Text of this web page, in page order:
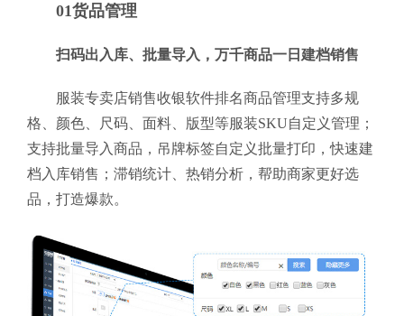
01货品管理
扫码出入库、批量导入，万千商品一日建档销售
服装专卖店销售收银软件排名商品管理支持多规
格、颜色、尺码、面料、版型等服装SKU自定义管理；
支持批量导入商品，吊牌标签自定义批量打印，快速建
档入库销售；滞销统计、热销分析，帮助商家更好选
品，打造爆款。